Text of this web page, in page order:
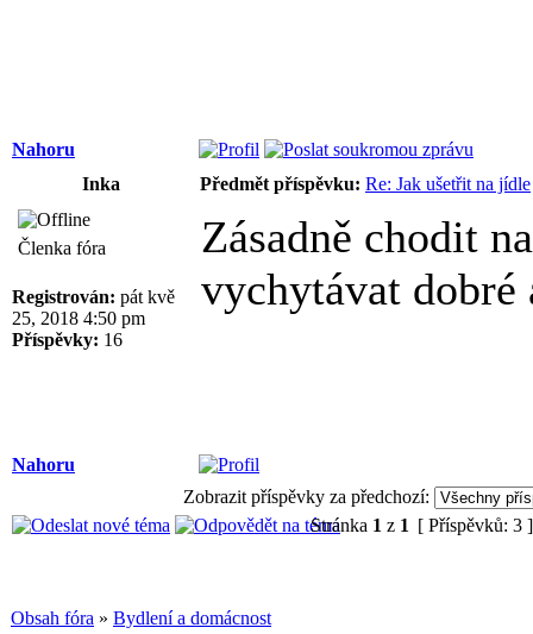
Nahoru
Inka
Předmět příspěvku: Re: Jak ušetřit na jídle
Členka fóra
Registrován: pát kvě
25, 2018 4:50 pm
Příspěvky: 16
Zásadně chodit
vychytávat dobré
Nahoru
Zobrazit příspěvky za předchozí:
Stránka 1 z 1 [ Příspěvků: 3
Obsah fóra » Bydlení a domácnost